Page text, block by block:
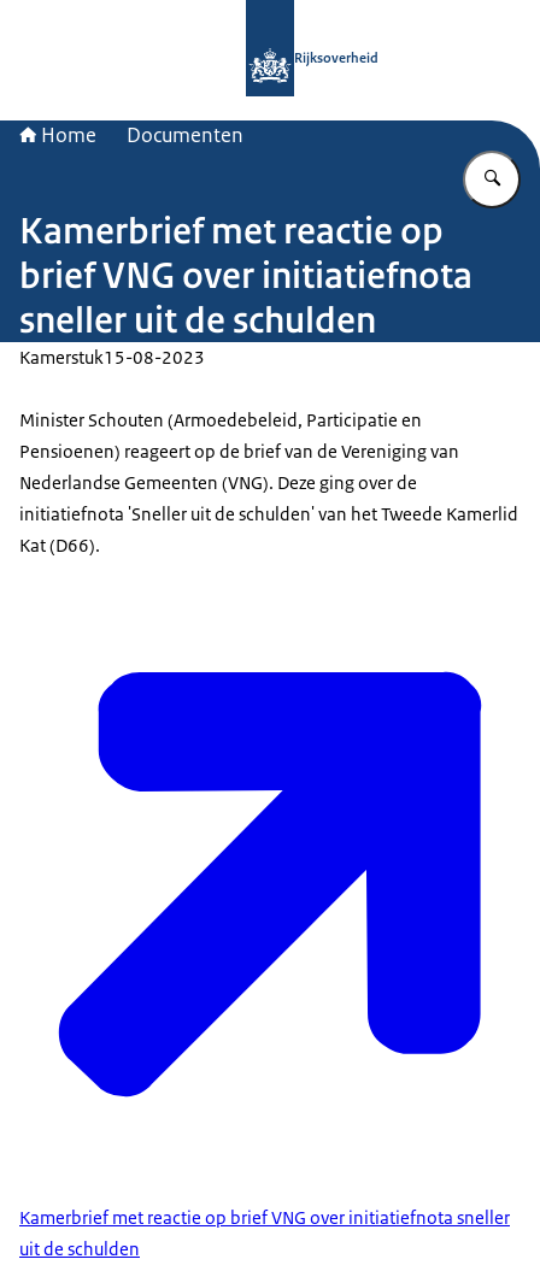
Rijksoverheid
Home Documenten
Kamerbrief met reactie op
brief VNG over initiatiefnota
sneller uit de schulden
Kamerstuk15-08-2023
Minister Schouten (Armoedebeleid, Participatie en
Pensioenen) reageert op de brief van de Vereniging van
Nederlandse Gemeenten (VNG). Deze ging over de
initiatiefnota 'Sneller uit de schulden' van het Tweede Kamerlid
Kat (D66).
Kamerbrief met reactie op brief VNG over initiatiefnota sneller
uit de schulden